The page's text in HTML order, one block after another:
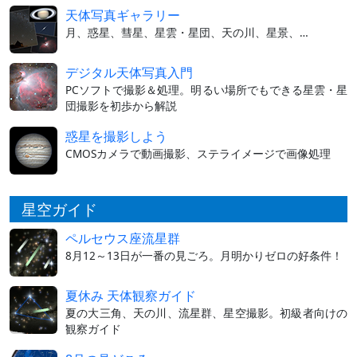
天体写真ギャラリー
月、惑星、彗星、星雲・星団、天の川、星景、…
デジタル天体写真入門
PCソフトで撮影＆処理。明るい場所でもできる星雲・星
団撮影を初歩から解説
惑星を撮影しよう
CMOSカメラで動画撮影、ステライメージで画像処理
星空ガイド
ペルセウス座流星群
8月12～13日が一番の見ごろ。月明かりゼロの好条件！
夏休み 天体観察ガイド
夏の大三角、天の川、流星群、星空撮影。初級者向けの
観察ガイド